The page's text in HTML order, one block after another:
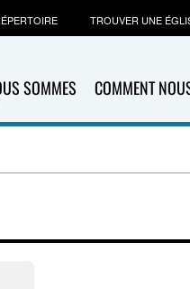
SOMMES COMMENT
TROUVER UNE